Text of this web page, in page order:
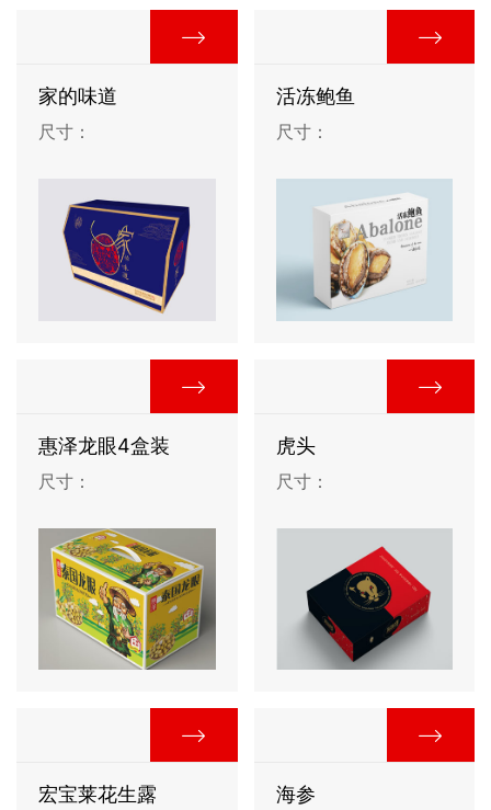
家的味道
尺寸：
活冻鲍鱼
尺寸：
惠泽龙眼4盒装
尺寸：
虎头
尺寸：
宏宝莱花生露 海参